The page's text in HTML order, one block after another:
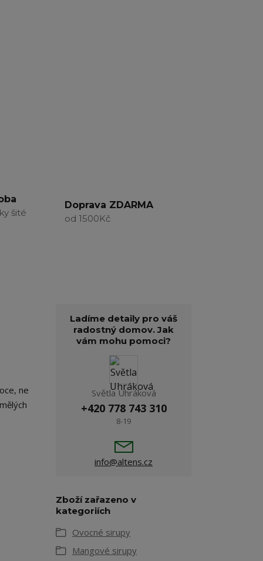
šité
Doprava ZDARMA
od 1500Kč
ne
Ladíme detaily pro váš
radostný domov. Jak
vám mohu pomoci?
Světla Uhráková
+420 778 743 310
8-19
info@altens.cz
Zboží zařazeno v
kategoriích
Ovocné sirupy
Mangové sirupy